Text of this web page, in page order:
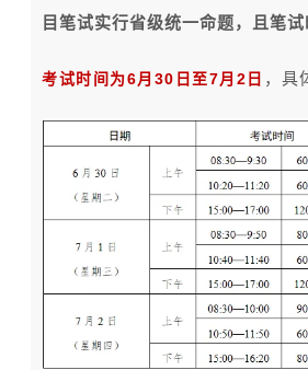
目笔试实行省级统一命题，且笔
考试时间为6月30日至7月2日 ，具